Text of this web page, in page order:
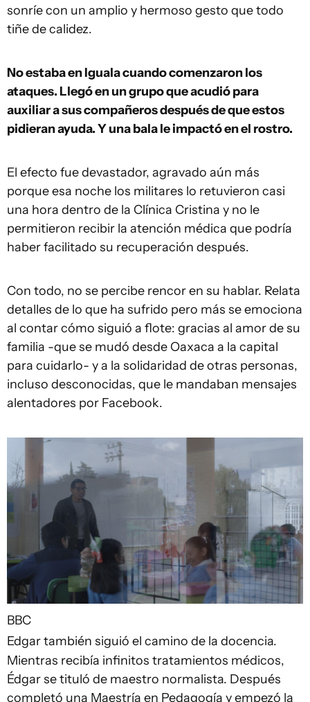
sonríe con un amplio y hermoso gesto que todo
tiñe de calidez.
No estaba en Iguala cuando comenzaron los
ataques. Llegó en un grupo que acudió para
auxiliar a sus compañeros después de que estos
pidieran ayuda. Y una bala le impactó en el rostro.
El efecto fue devastador, agravado aún más
porque esa noche los militares lo retuvieron casi
una hora dentro de la Clínica Cristina y no le
permitieron recibir la atención médica que podría
haber facilitado su recuperación después.
Con todo, no se percibe rencor en su hablar. Relata
detalles de lo que ha sufrido pero más se emociona
al contar cómo siguió a flote: gracias al amor de su
familia -que se mudó desde Oaxaca a la capital
para cuidarlo- y a la solidaridad de otras personas,
incluso desconocidas, que le mandaban mensajes
alentadores por Facebook.
BBC
Edgar también siguió el camino de la docencia.
Mientras recibía infinitos tratamientos médicos,
Édgar se tituló de maestro normalista. Después
completó una Maestría en Pedagogía y empezó la